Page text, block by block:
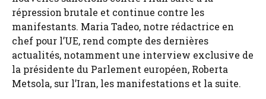
répression brutale et continue contre les
manifestants. Maria Tadeo, notre rédactrice en
chef pour l’UE, rend compte des dernières
actualités, notamment une interview exclusive de
la présidente du Parlement européen, Roberta
Metsola, sur l’Iran, les manifestations et la suite.